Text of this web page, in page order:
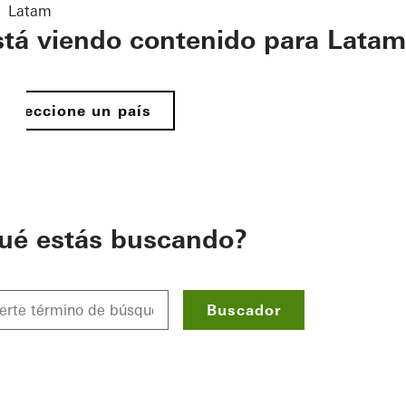
Latam
viendo contenido para Latam
Seleccione un país
estás buscando?
Buscador